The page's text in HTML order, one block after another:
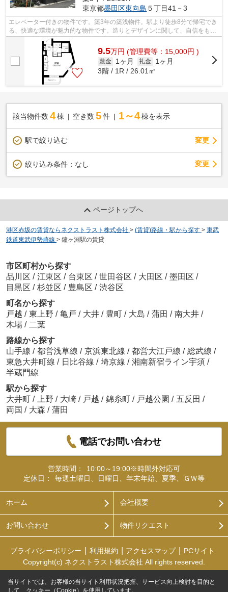
東京都墨田区東向島 ５丁目41－3
エレベーター付きの物件です。築3年の築浅物件。駅より徒歩8分で帰宅でき
る、快適な環境が魅力的な物件です。造りとデザインに関して、自信をもっ
て情報を提供できるマンションです。...
9.5万円 (管理費等：15,000円 )
敷金 1ヶ月 礼金
1ヶ月
3階 / 1R / 26.01㎡
該当物件数 4棟 空き数 5 件 1～4 棟を表示
駅で絞り込む 変更
絞り込み条件： なし 変更
ページトップへ
港区赤坂の賃貸ならネクストラスト株式会社 > (賃貸)路線・駅から探す > 東武
鉄道東武伊勢崎線 > 鐘ヶ淵駅の賃貸
市区町村から探す
品川区 / 江東区 / 台東区 / 世田谷区 / 大田区 / 墨田区 /
目黒区 / 杉並区 / 豊島区 / 渋谷区
町名から探す
戸越 / 東上野 / 亀戸 / 大井 / 豊町 / 大島 / 蒲田 / 南大井 /
木場 / 二葉
路線から探す
山手線 / 都営浅草線 / 京浜東北線 / 都営大江戸線 / 総武線 /
東急大井町線 / 日比谷線 / 埼京線 / 湘南新宿ライン宇須 /
半蔵門線
駅から探す
大井町 / 上野 / 大崎 / 戸越 / 錦糸町 / 戸越公園 / 五反田 /
両国 / 大森 / 蒲田
電話でお問い合わせ
営業時間：
10:00～19:00※時間外対応可
定休日：
毎週土曜日、日曜日、年末年始、夏季、ＧＷ等
ホーム 会社概要
お問い合わせ 物件リクエスト
プライバシーポリシー 利用規約 アクセスマップ
PCサイト
Copyright(c) ネクストラスト株式会社 All rights reserved.
当サイトでは、お客様の当サイト利用状況把握、サービス向上検討を目的と
して、クッキー（Cookie）を使用しています。